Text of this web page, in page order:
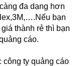
đa dạng hơn
bạn
thành rẻ thì bạn
cáo.
công ty quảng cáo